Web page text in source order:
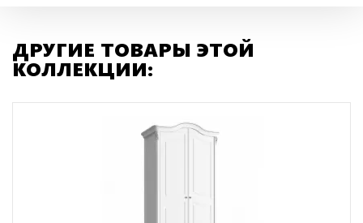
ДРУГИЕ ТОВАРЫ ЭТОЙ
КОЛЛЕКЦИИ: